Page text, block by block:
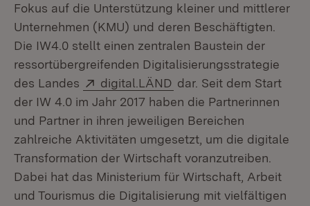
Fokus auf die Unterstützung kleiner und mittlerer
Unternehmen (KMU) und deren Beschäftigten.
Die IW4.0 stellt einen zentralen Baustein der
ressortübergreifenden Digitalisierungsstrategie
des Landes
Extern:
digital.LÄND (Öffnet in neuem
dar. Seit dem Start
der IW 4.0 im Jahr 2017 haben die Partnerinnen
und Partner in ihren jeweiligen Bereichen
zahlreiche Aktivitäten umgesetzt, um die digitale
Transformation der Wirtschaft voranzutreiben.
Dabei hat das Ministerium für Wirtschaft, Arbeit
und Tourismus die Digitalisierung mit vielfältigen